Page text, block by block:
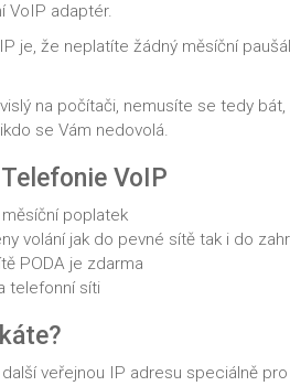
VoIP adaptér.
je, že neplatíte žádný měsíční
na počítači, nemusíte se tedy
se Vám nedovolá.
VoIP
poplatek
volání jak do pevné sítě tak i do
PODA je zdarma
telefonní síti
veřejnou IP adresu speciálně